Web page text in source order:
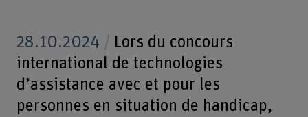
28.10.2024
Lors du concours
international de technologies
d’assistance avec et pour les
personnes en situation de handicap,